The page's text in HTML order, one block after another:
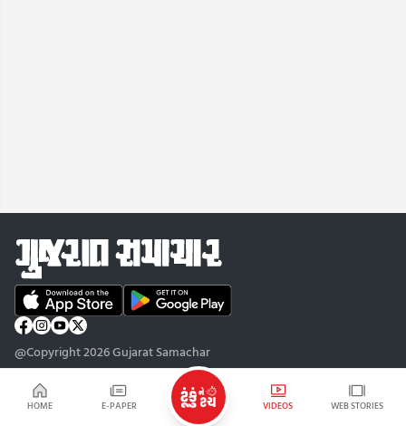
HOME E-PAPER VIDEOS WEB STORIES
@Copyright 2026 Gujarat Samachar